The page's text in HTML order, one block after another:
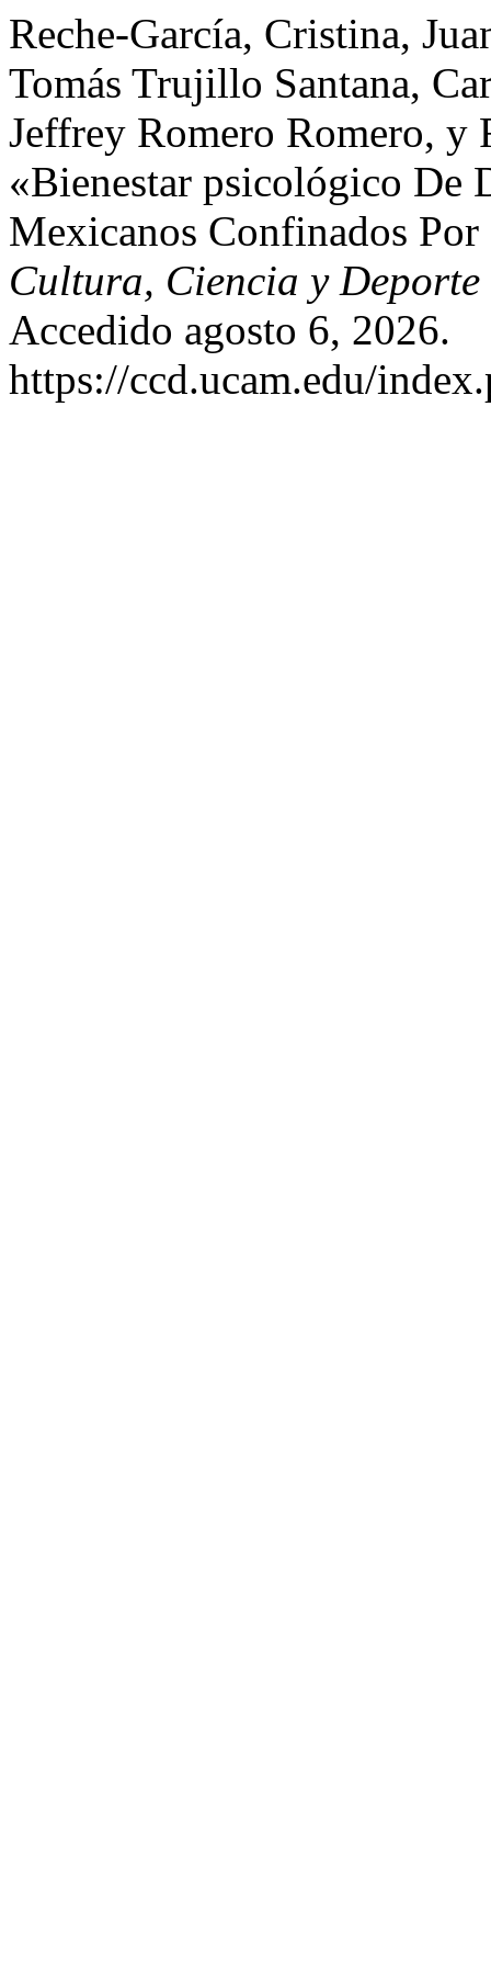
Reche-García, Cristina,
Tomás Trujillo Santana,
Jeffrey Romero Romero, y
«Bienestar psicológico De
Mexicanos Confinados
Cultura, Ciencia y Deporte
Accedido agosto 6, 2026.
https://ccd.ucam.edu/